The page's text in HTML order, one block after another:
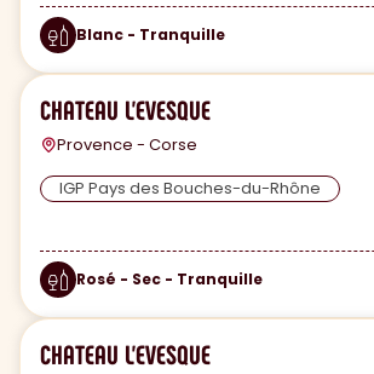
Blanc - Tranquille
CHATEAU L'EVESQUE
Provence - Corse
IGP Pays des Bouches-du-Rhône
Rosé - Sec - Tranquille
CHATEAU L'EVESQUE